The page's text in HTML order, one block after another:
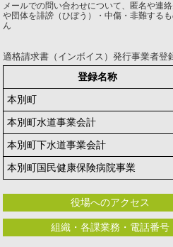
メールでの問い合わせについて、匿名や連
や団体を誹謗（ひぼう）・中傷・非難する
ん
適格請求書（インボイス）発行事業者登
登録名称
本別町
本別町水道事業会計
本別町下水道事業会計
本別町国民健康保険病院事業
役場へのアクセス
組織・各課業務・電話番号